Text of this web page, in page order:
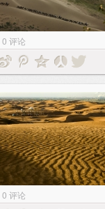
0 评论
0 评论